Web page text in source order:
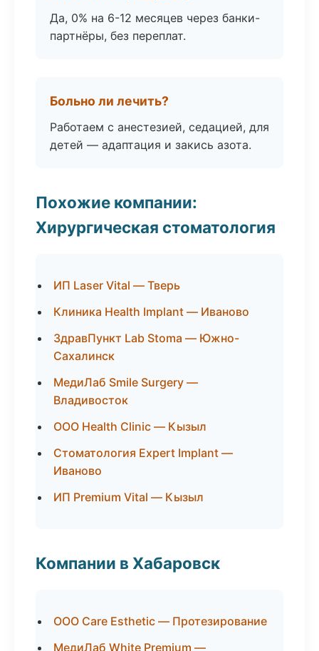
Да, 0% на 6-12 месяцев через банки-
партнёры, без переплат.
Больно ли лечить?
Работаем с анестезией, седацией, для
детей — адаптация и закись азота.
Похожие компании:
Хирургическая стоматология
ИП Laser Vital — Тверь
Клиника Health Implant — Иваново
ЗдравПункт Lab Stoma — Южно-
Сахалинск
МедиЛаб Smile Surgery —
Владивосток
ООО Health Clinic — Кызыл
Стоматология Expert Implant —
Иваново
ИП Premium Vital — Кызыл
Компании в Хабаровск
ООО Care Esthetic — Протезирование
МедиЛаб White Premium —